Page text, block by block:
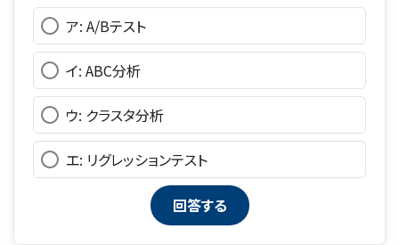
ア: A/Bテスト
イ: ABC分析
ウ: クラスタ分析
エ: リグレッションテスト